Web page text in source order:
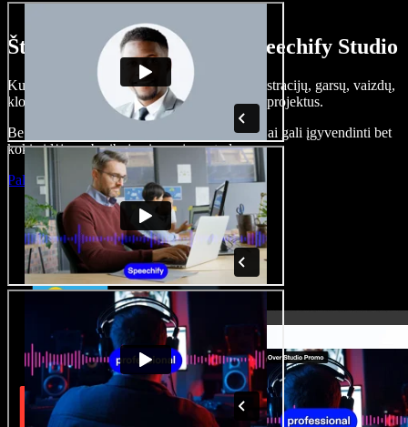
Štai ką galite nuveikti su Speechify Studio
Kurkite įgarsinimus, pridėkite nemokamų iliustracijų, garsų, vaizdų,
klonuokite balsą – kurkite pilnus, įspūdingus projektus.
Be jokių mokymų ir viskas naršyklėje – kūrėjai gali įgyvendinti bet
kokią idėją, neberibojami senųjų metodų.
Paleisti studiją